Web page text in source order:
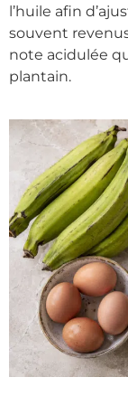
l’huile afin
souvent
note acidulée
plantain.